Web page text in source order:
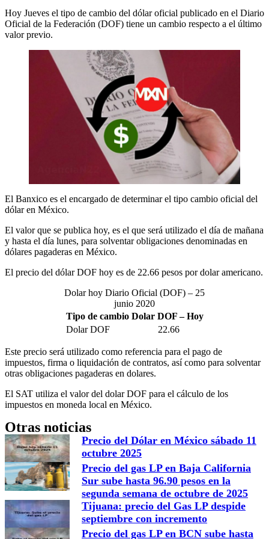
Hoy Jueves el tipo de cambio del dólar oficial publicado en el Diario
Oficial de la Federación (DOF) tiene un cambio respecto a el último
valor previo.
El Banxico es el encargado de determinar el tipo cambio oficial del
dólar en México.
El valor que se publica hoy, es el que será utilizado el día de mañana
y hasta el día lunes, para solventar obligaciones denominadas en
dólares pagaderas en México.
El precio del dólar DOF hoy es de 22.66 pesos por dolar americano.
Dolar hoy Diario Oficial (DOF) – 25
junio 2020
Tipo de cambio Dolar DOF – Hoy
Dolar DOF
22.66
Este precio será utilizado como referencia para el pago de
impuestos, firma o liquidación de contratos, así como para solventar
otras obligaciones pagaderas en dolares.
El SAT utiliza el valor del dolar DOF para el cálculo de los
impuestos en moneda local en México.
Otras noticias
Precio del Dólar en México sábado 11
octubre 2025
Precio del gas LP en Baja California
Sur sube hasta 96.90 pesos en la
segunda semana de octubre de 2025
Tijuana: precio del Gas LP despide
septiembre con incremento
Precio del gas LP en BCN sube hasta